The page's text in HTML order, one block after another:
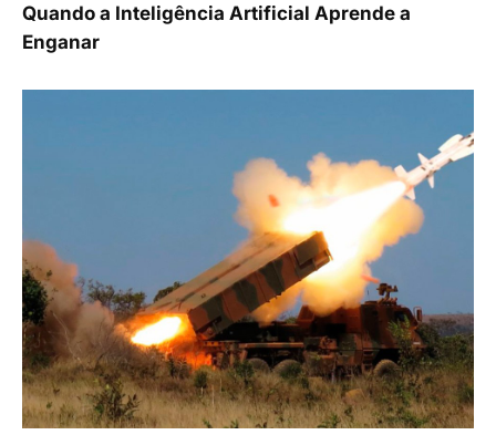
Quando a Inteligência Artificial Aprende a
Enganar